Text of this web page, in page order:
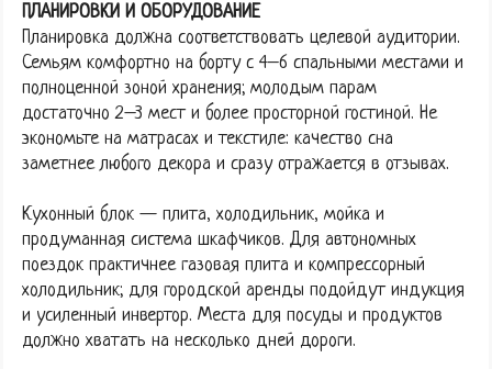
ПЛАНИРОВКИ И ОБОРУДОВАНИЕ
Планировка должна соответствовать целевой аудитории.
Семьям комфортно на борту с 4–6 спальными местами и
полноценной зоной хранения; молодым парам
достаточно 2–3 мест и более просторной гостиной. Не
экономьте на матрасах и текстиле: качество сна
заметнее любого декора и сразу отражается в отзывах.
Кухонный блок — плита, холодильник, мойка и
продуманная система шкафчиков. Для автономных
поездок практичнее газовая плита и компрессорный
холодильник; для городской аренды подойдут индукция
и усиленный инвертор. Места для посуды и продуктов
должно хватать на несколько дней дороги.